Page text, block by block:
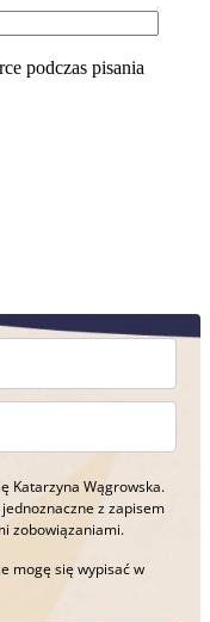
podczas pisania
Katarzyna Wągrowska.
z zapisem
zobowiązaniami.
mogę się wypisać w